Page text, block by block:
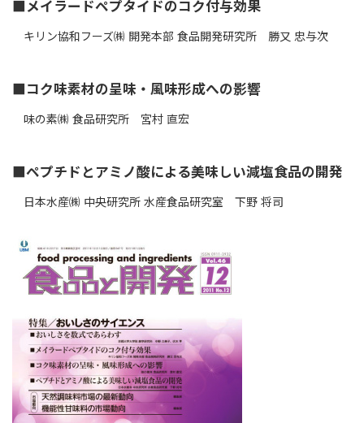
■メイラードペプタイドのコク付与効果
キリン協和フーズ㈱ 開発本部 食品開発研究所 勝又 忠与次
■コク味素材の呈味・風味形成への影響
味の素㈱ 食品研究所 宮村 直宏
■ペプチドとアミノ酸による美味しい減塩食品の開発
日本水産㈱ 中央研究所 水産食品研究室 下野 将司